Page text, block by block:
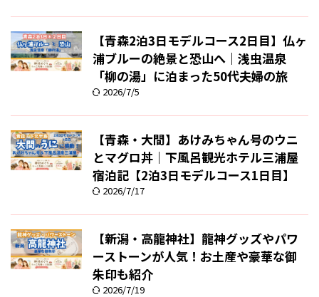
【青森2泊3日モデルコース2日目】仏ヶ
浦ブルーの絶景と恐山へ｜浅虫温泉
「柳の湯」に泊まった50代夫婦の旅
2026/7/5
【青森・大間】あけみちゃん号のウニ
とマグロ丼｜下風呂観光ホテル三浦屋
宿泊記【2泊3日モデルコース1日目】
2026/7/17
【新潟・高龍神社】龍神グッズやパワ
ーストーンが人気！お土産や豪華な御
朱印も紹介
2026/7/19